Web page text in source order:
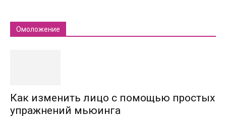
Омоложение
Как изменить лицо с помощью простых
упражнений мьюинга